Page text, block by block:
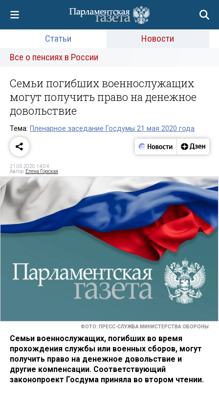
Статьи
Новости
Все о пенсиях в России
Семьи погибших военнослужащих
могут получить право на денежное
довольствие
Тема: Пленарное заседание Госдумы 21 мая 2020 года
21.05.2020 14:04
Автор: Елена Горская
ФОТО: ПРЕСС-СЛУЖБА МИНИСТЕРСТВА ОБОРОНЫ
Семьи военнослужащих, погибших во время
прохождения службы или военных сборов, могут
получить право на денежное довольствие и
другие компенсации. Соответствующий
законопроект Госдума приняла во втором чтении.